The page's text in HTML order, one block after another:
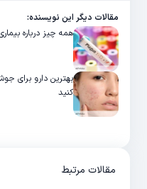
مقالات دیگر این نویسنده:
همه چیز درباره بیماری
بهترین دارو
کنید
مقالات مرتبط